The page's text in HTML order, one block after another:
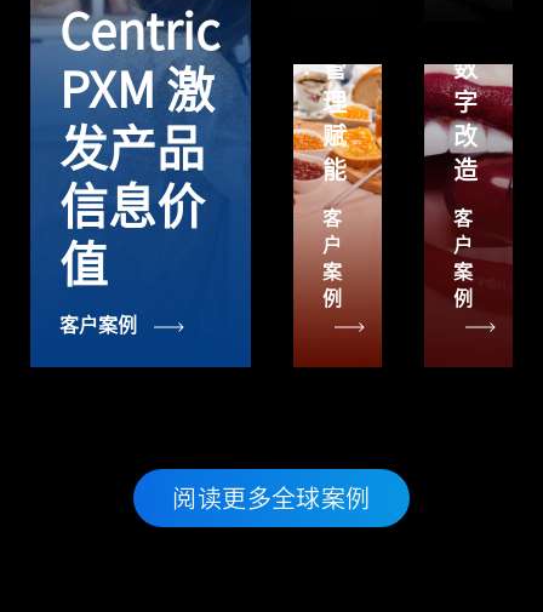
Centric
PXM 激
发产品
信息价
值
客户案例
管
理
赋
能
客
户
案
例
数
字
改
造
客
户
案
例
阅读更多全球案例